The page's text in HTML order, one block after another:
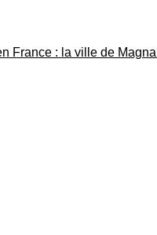
France : la ville de